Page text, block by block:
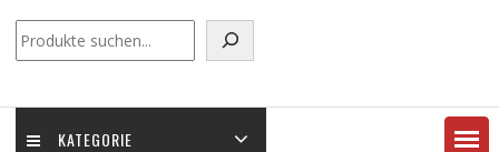
KATEGORIE